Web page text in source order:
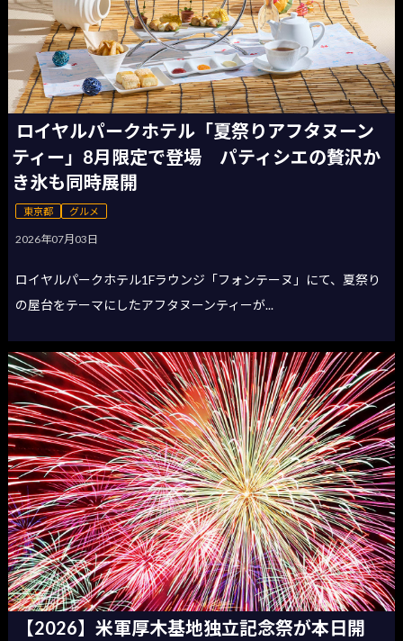
ロイヤルパークホテル「夏祭りアフタヌーン
ティー」8月限定で登場 パティシエの贅沢か
き氷も同時展開
東京都 グルメ
2026年07月03日
ロイヤルパークホテル1Fラウンジ「フォンテーヌ」にて、夏祭り
の屋台をテーマにしたアフタヌーンティーが...
【2026】米軍厚木基地独立記念祭が本日開